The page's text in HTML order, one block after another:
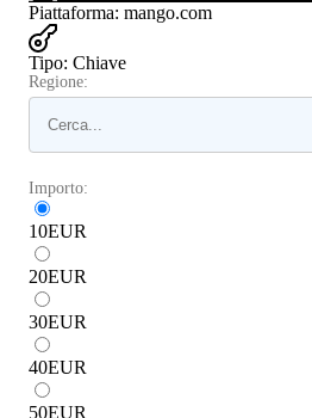
Piattaforma: mango.com
Tipo: Chiave
Regione:
Importo:
10EUR
20EUR
30EUR
40EUR
50EUR